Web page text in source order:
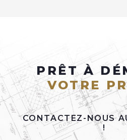
PRÊT À
VOTRE
CONTACTEZ-NOUS
!